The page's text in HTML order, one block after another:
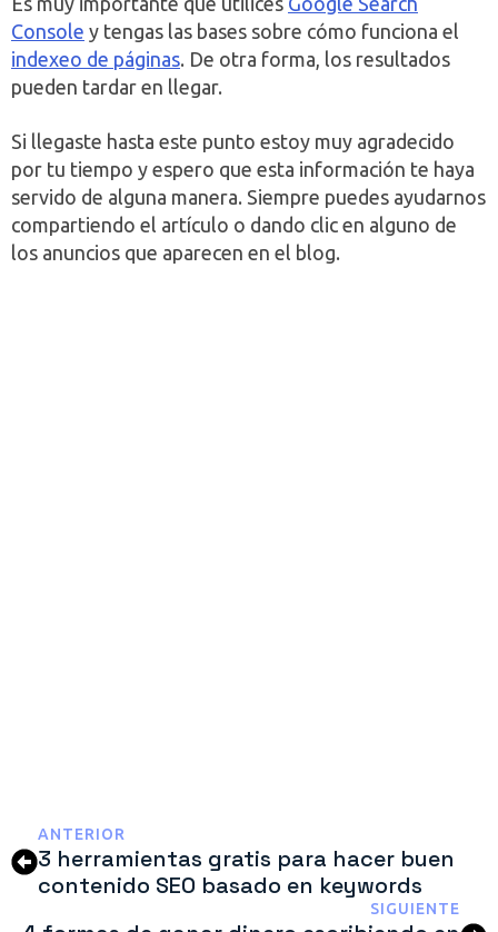
Console y tengas las bases sobre cómo funciona el
indexeo de páginas. De otra forma, los resultados
pueden tardar en llegar.
Si llegaste hasta este punto estoy muy agradecido
por tu tiempo y espero que esta información te haya
servido de alguna manera. Siempre puedes ayudarnos
compartiendo el artículo o dando clic en alguno de
los anuncios que aparecen en el blog.
ANTERIOR
3 herramientas gratis para hacer buen
contenido SEO basado en keywords
SIGUIENTE